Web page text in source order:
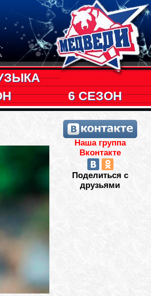
6 СЕЗОН
Наша группа
Вконтакте
Поделиться с
друзьями